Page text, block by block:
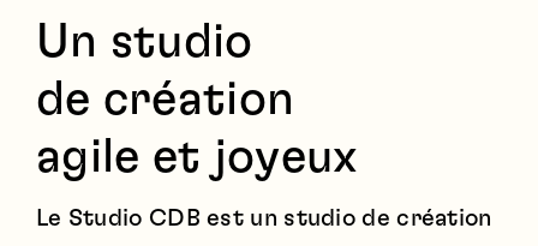
Un studio
de création
agile et joyeux
Le Studio CDB est un studio de création